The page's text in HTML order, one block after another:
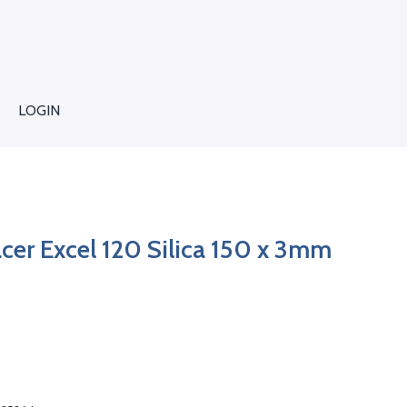
LOGIN
Excel 120 Silica 150 x 3mm